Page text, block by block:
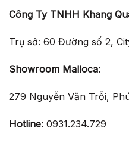
Công Ty TNHH Khang
Trụ sở: 60 Đường số 2,
Showroom Malloca:
279 Nguyễn Văn Trỗi,
Hotline: 0931.234.729